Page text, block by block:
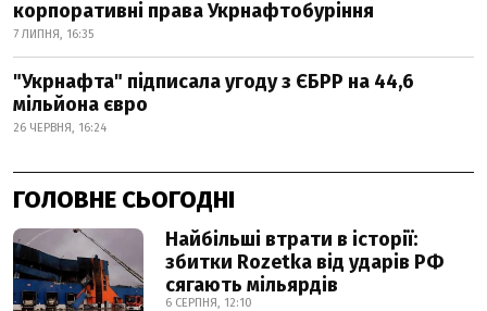
корпоративні права Укрнафтобуріння
7 ЛИПНЯ, 16:35
"Укрнафта" підписала угоду з ЄБРР на 44,6
мільйона євро
26 ЧЕРВНЯ, 16:24
ГОЛОВНЕ СЬОГОДНІ
Найбільші втрати в історії:
збитки Rozetka від ударів РФ
сягають мільярдів
6 СЕРПНЯ, 12:10